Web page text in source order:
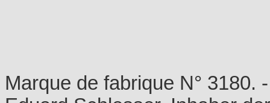
Marque de fabrique N° 3180.